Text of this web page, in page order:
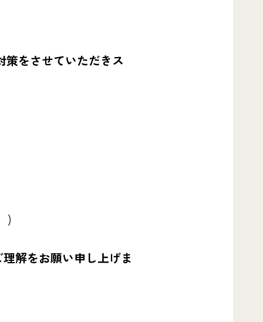
策をさせていただきス
)
解をお願い申し上げま